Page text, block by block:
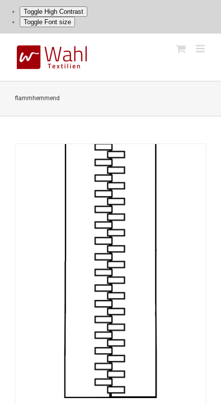
Toggle High Contrast
Toggle Font size
content
flammhemmend